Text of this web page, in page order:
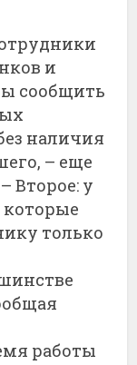
и
сообщить
наличия
– еще
Второе: у
которые
только
работы